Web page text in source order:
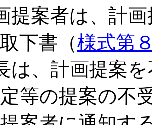
案者は、計画
下書（様式第
、計画提案を
等の提案の不